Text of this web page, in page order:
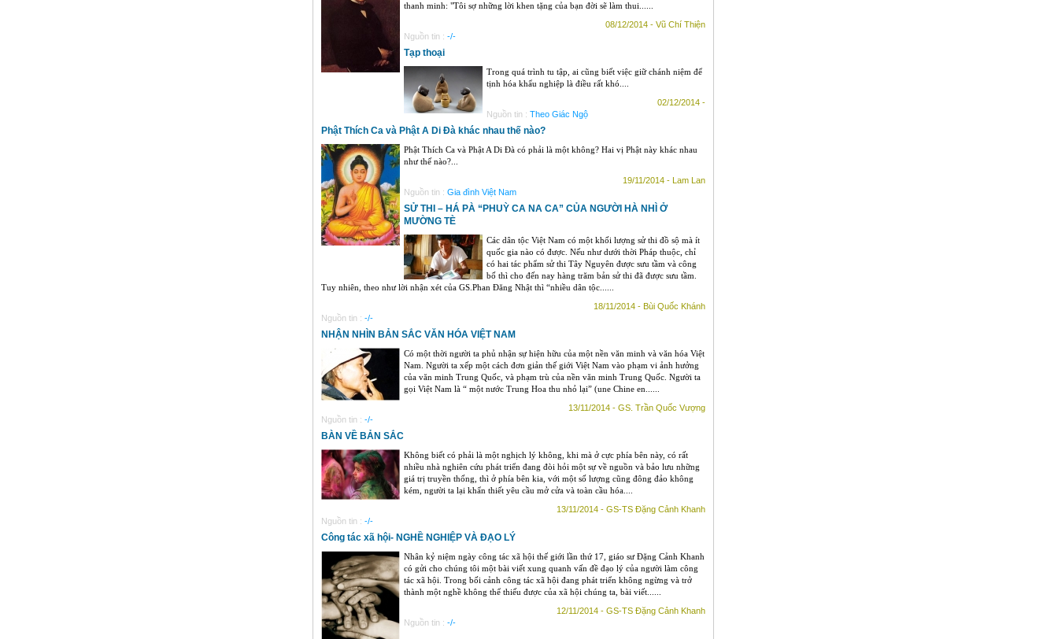
thanh minh: "Tôi sợ những lời khen tặng của bạn đời sẽ làm thui......
08/12/2014 - Vũ Chí Thiện
Nguồn tin : -/-
Tạp thoại
Trong quá trình tu tập, ai cũng biết việc giữ chánh niệm để
tịnh hóa khẩu nghiệp là điều rất khó....
02/12/2014 -
Nguồn tin : Theo Giác Ngộ
Phật Thích Ca và Phật A Di Đà khác nhau thế nào?
Phật Thích Ca và Phật A Di Đà có phải là một không? Hai vị Phật này khác nhau
như thế nào?...
19/11/2014 - Lam Lan
Nguồn tin : Gia đình Việt Nam
SỬ THI – HÁ PÀ “PHUỲ CA NA CA” CỦA NGƯỜI HÀ NHÌ Ở
MƯỜNG TÈ
Các dân tộc Việt Nam có một khối lượng sử thi đồ sộ mà ít
quốc gia nào có được. Nếu như dưới thời Pháp thuộc, chỉ
có hai tác phẩm sử thi Tây Nguyên được sưu tầm và công
bố thì cho đến nay hàng trăm bản sử thi đã được sưu tầm.
Tuy nhiên, theo như lời nhận xét của GS.Phan Đăng Nhật thì “nhiều dân tộc......
18/11/2014 - Bùi Quốc Khánh
Nguồn tin : -/-
NHẬN NHÌN BẢN SẮC VĂN HÓA VIỆT NAM
Có một thời người ta phủ nhận sự hiện hữu của một nền văn minh và văn hóa Việt
Nam. Người ta xếp một cách đơn giản thế giới Việt Nam vào phạm vi ảnh hưởng
của văn minh Trung Quốc, và phạm trù của nền văn minh Trung Quốc. Người ta
gọi Việt Nam là “ một nước Trung Hoa thu nhỏ lại” (une Chine en......
13/11/2014 - GS. Trần Quốc Vượng
Nguồn tin : -/-
BÀN VỀ BẢN SẮC
Không biết có phải là một nghịch lý không, khi mà ở cực phía bên này, có rất
nhiều nhà nghiên cứu phát triển đang đòi hỏi một sự về nguồn và bảo lưu những
giá trị truyền thống, thì ở phía bên kia, với một số lượng cũng đông đảo không
kém, người ta lại khẩn thiết yêu cầu mở cửa và toàn cầu hóa....
13/11/2014 - GS-TS Đặng Cảnh Khanh
Nguồn tin : -/-
Công tác xã hội- NGHỀ NGHIỆP VÀ ĐẠO LÝ
Nhân kỷ niệm ngày công tác xã hội thế giới lần thứ 17, giáo sư Đặng Cảnh Khanh
có gửi cho chúng tôi một bài viết xung quanh vấn đề đạo lý của người làm công
tác xã hội. Trong bối cảnh công tác xã hội đang phát triển không ngừng và trở
thành một nghề không thể thiếu được của xã hội chúng ta, bài viết......
12/11/2014 - GS-TS Đặng Cảnh Khanh
Nguồn tin : -/-